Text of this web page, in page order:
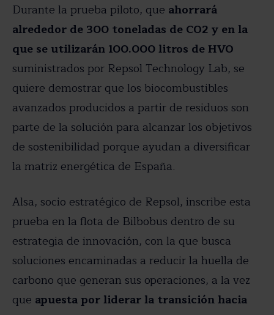
Durante la prueba piloto, que ahorrará
alrededor de 300 toneladas de CO2 y en la
que se utilizarán 100.000 litros de HVO
suministrados por Repsol Technology Lab, se
quiere demostrar que los biocombustibles
avanzados producidos a partir de residuos son
parte de la solución para alcanzar los objetivos
de sostenibilidad porque ayudan a diversificar
la matriz energética de España.
Alsa, socio estratégico de Repsol, inscribe esta
prueba en la flota de Bilbobus dentro de su
estrategia de innovación, con la que busca
soluciones encaminadas a reducir la huella de
carbono que generan sus operaciones, a la vez
que apuesta por liderar la transición hacia